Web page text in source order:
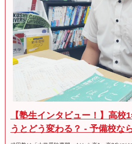
【塾生インタビュー！】高校
うとどう変わる？ - 予備校な